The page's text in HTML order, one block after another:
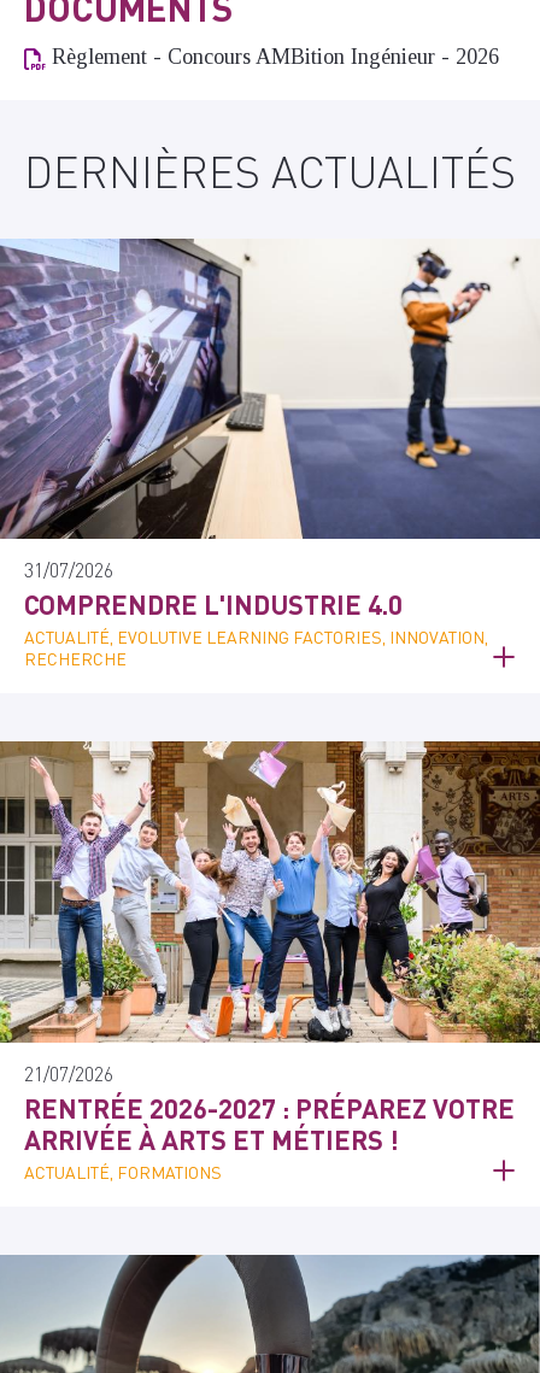
Règlement - Concours AMBition Ingénieur - 2026
DERNIÈRES ACTUALITÉS
31/07/2026
COMPRENDRE L'INDUSTRIE 4.0
ACTUALITÉ, EVOLUTIVE LEARNING FACTORIES, INNOVATION,
RECHERCHE
21/07/2026
RENTRÉE 2026-2027 : PRÉPAREZ VOTRE
ARRIVÉE À ARTS ET MÉTIERS !
ACTUALITÉ, FORMATIONS